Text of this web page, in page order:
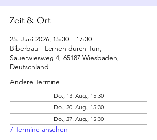
Zeit & Ort
25. Juni 2026, 15:30 – 17:30
Biberbau - Lernen durch Tun,
Sauerwiesweg 4, 65187 Wiesbaden,
Deutschland
Andere Termine
Do., 13. Aug., 15:30
Do., 20. Aug., 15:30
Do., 27. Aug., 15:30
7 Termine ansehen